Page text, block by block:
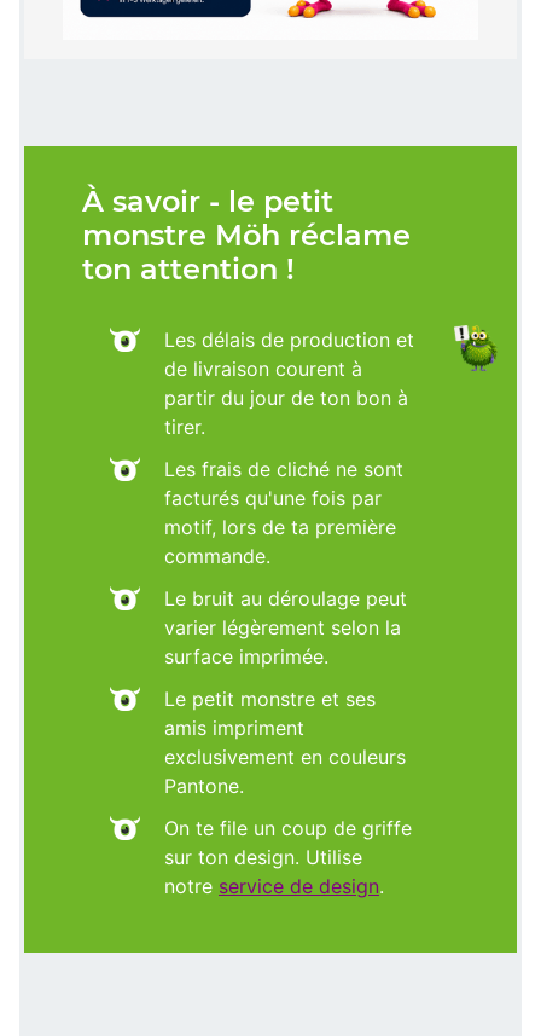
À savoir - le petit
monstre Möh réclame
ton attention !
Les délais de production et
de livraison courent à
partir du jour de ton bon à
tirer.
Les frais de cliché ne sont
facturés qu'une fois par
motif, lors de ta première
commande.
Le bruit au déroulage peut
varier légèrement selon la
surface imprimée.
Le petit monstre et ses
amis impriment
exclusivement en couleurs
Pantone.
On te file un coup de griffe
sur ton design. Utilise
notre service de design.